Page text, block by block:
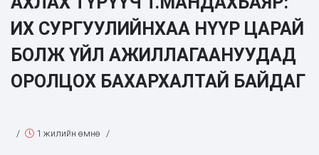
ИХ СУРГУУЛИЙНХАА НҮҮР ЦАРАЙ
БОЛЖ ҮЙЛ АЖИЛЛАГААНУУДАД
ОРОЛЦОХ БАХАРХАЛТАЙ БАЙДАГ
/ 1 жилийн өмнө /